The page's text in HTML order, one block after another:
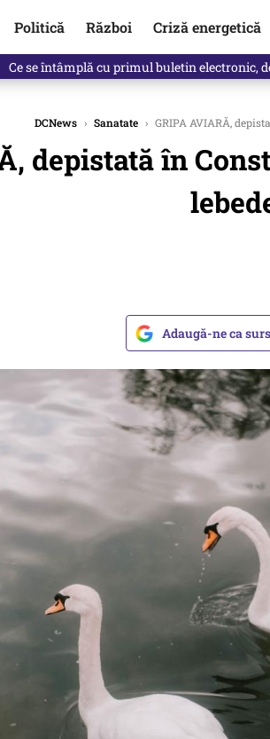
Politică Război Criză energetică
Ce se întâmplă cu primul buletin electronic,
DCNews › Sanatate › GRIPA AVIARĂ,
depistată în
Adaugă-ne ca